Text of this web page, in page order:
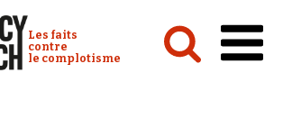
Conspiracy Watch :
Les faits
contre
le complotisme